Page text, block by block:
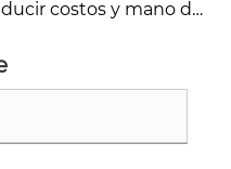
costos y mano de